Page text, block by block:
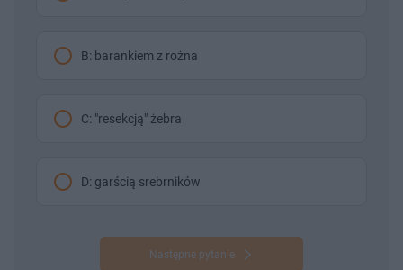
B: barankiem z rożna
C: "resekcją" żebra
D: garścią srebrników
Następne pytanie